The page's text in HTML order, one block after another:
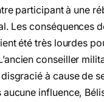
participant à une
Les conséquences
été très lourdes
conseiller
à cause de
aucune influence,